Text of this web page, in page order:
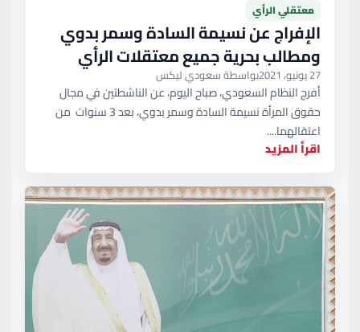
معتقلي الرأي
الإفراج عن نسيمة السادة وسمر بدوي
ومطالب بحرية جميع معتقلات الرأي
27 يونيو، 2021 بواسطة سعودي ليكس
أفرج النظام السعودي، صباح اليوم، عن الناشطتين في مجال
حقوق المرأة نسيمة السادة وسمر بدوي، بعد 3 سنوات من
اعتقالهما....
اقرأ المزيد